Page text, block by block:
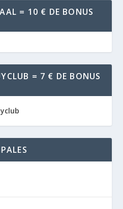
= 10 € DE BONUS
= 7 € DE BONUS